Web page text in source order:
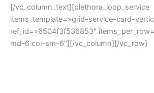
[/vc_column_text][plethora_loop_service
items_template=»grid-service-card-
ref_id=»6504f3f536853″
md-6 col-sm-6″][/vc_column][/vc_row]